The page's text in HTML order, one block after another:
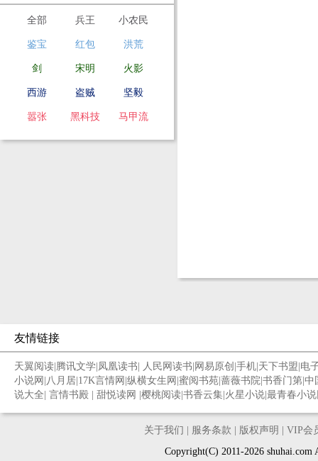
全部 兵王 小农民
鉴宝 红包 洪荒
剑 宋明 火影
西游 盗贼 坚毅
嚣张 黑科技 马甲流
友情链接
天翼阅读 腾讯文学 凤凰读书 人民网读书 网易原创 手机 天下书盟 电
小说网 八月居 17K言情网 纵横女生网 蜜阅书苑 蔷薇书院 书香门第 中
说大全 言情书殿 甜悦读网 樱桃阅读 书香云集 火星小说 最青春小
关于我们 服务条款 版权声明
VIP会
Copyright(C) 2011-2026